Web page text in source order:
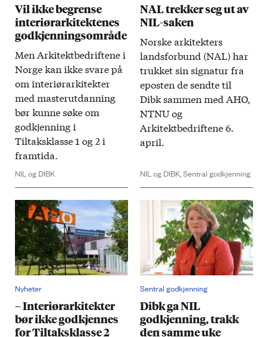
Vil ikke begrense
interiør­arkitektenes
godkjennings­område
Men Arkitektbedriftene i
Norge kan ikke svare på
om interiørarkitekter
med masterutdanning
bør kunne søke om
godkjenning i
Tiltaksklasse 1 og 2 i
framtida.
NIL og DIBK
NAL trekker seg ut av
NIL-saken
Norske arkitekters
landsforbund (NAL) har
trukket sin signatur fra
eposten de sendte til
Dibk sammen med AHO,
NTNU og
Arkitektbedriftene 6.
april.
NIL og DIBK,Sentral godkjenning
Nyheter
– Interiør­arkitekter
bør ikke godkjennes
for Tiltaksklasse 2
Sentral godkjenning
Dibk ga NIL
godkjenning, trakk
den samme uke